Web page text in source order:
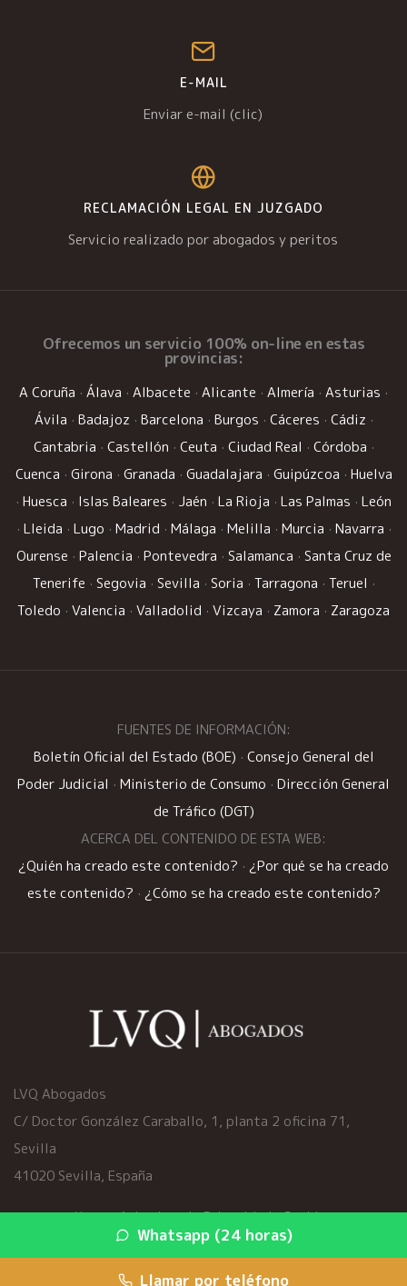
Whatsapp (24 horas)
Llamar por teléfono
E-MAIL
Enviar e-mail (clic)
RECLAMACIÓN LEGAL EN JUZGADO
Servicio realizado por abogados y peritos
Ofrecemos un servicio 100% on-line en estas
provincias:
A Coruña · Álava · Albacete · Alicante · Almería · Asturias ·
Ávila · Badajoz · Barcelona · Burgos · Cáceres · Cádiz ·
Cantabria · Castellón · Ceuta · Ciudad Real · Córdoba ·
Cuenca · Girona · Granada · Guadalajara · Guipúzcoa · Huelva
· Huesca · Islas Baleares · Jaén · La Rioja · Las Palmas · León
· Lleida · Lugo · Madrid · Málaga · Melilla · Murcia · Navarra ·
Ourense · Palencia · Pontevedra · Salamanca · Santa Cruz de
Tenerife · Segovia · Sevilla · Soria · Tarragona · Teruel ·
Toledo · Valencia · Valladolid · Vizcaya · Zamora · Zaragoza
FUENTES DE INFORMACIÓN:
Boletín Oficial del Estado (BOE) · Consejo General del
Poder Judicial · Ministerio de Consumo · Dirección General
de Tráfico (DGT)
ACERCA DEL CONTENIDO DE ESTA WEB:
¿Quién ha creado este contenido? · ¿Por qué se ha creado
este contenido? · ¿Cómo se ha creado este contenido?
LVQ Abogados
C/ Doctor González Caraballo, 1, planta 2 oficina 71,
Sevilla
41020 Sevilla, España
Home·Aviso Legal·Privacidad·Cookies
© 2026 viciosocultoscoche.es ·Mapa del sitio